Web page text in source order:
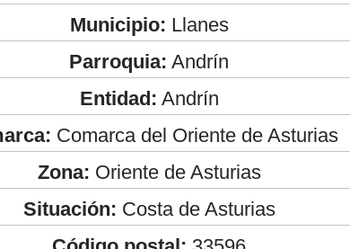
Municipio: Llanes
Parroquia: Andrín
Entidad: Andrín
Comarca del Oriente de Asturias
Zona: Oriente de Asturias
Situación: Costa de Asturias